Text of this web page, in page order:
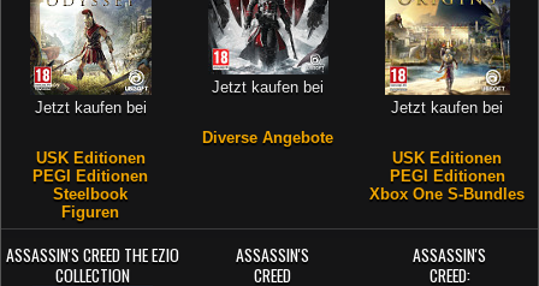
Jetzt kaufen bei
USK Editionen
PEGI Editionen
Steelbook
Figuren
Jetzt kaufen bei
Diverse Angebote
Jetzt kaufen bei
USK Editionen
PEGI Editionen
Xbox One S-Bundles
ASSASSIN'S CREED THE EZIO
COLLECTION
ASSASSIN'S
CREED
ASSASSIN'S
CREED: